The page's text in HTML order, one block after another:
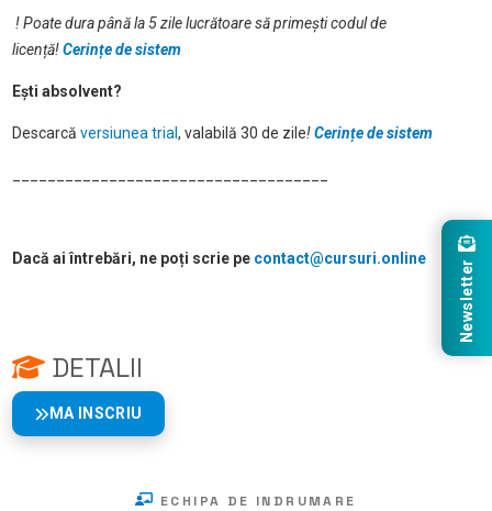
! Poate dura până la 5 zile lucrătoare să primești codul de
licență!Cerințe de sistem
Ești absolvent?
Descarcă versiunea trial , valabilă 30 de zile!Cerințe de sistem
Dacă ai întrebări, ne poți scrie pe contact@cursuri.online
DETALII
MA INSCRIU
ECHIPA DE INDRUMARE
Newsletter